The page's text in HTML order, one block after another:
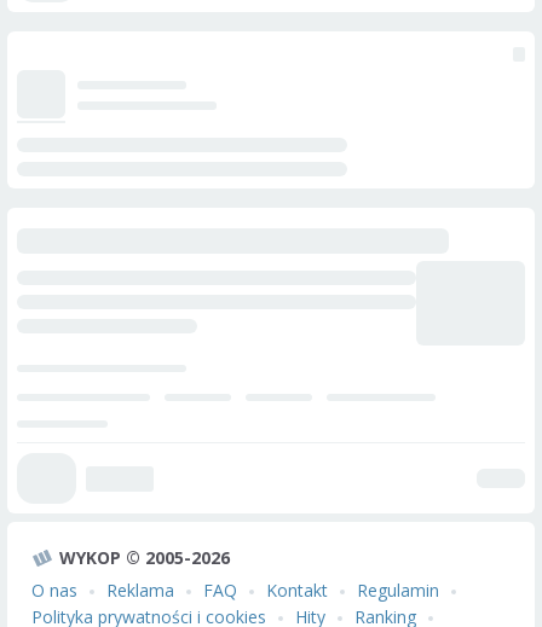
WYKOP © 2005-2026
O nas
Reklama FAQ Kontakt
Regulamin
Polityka prywatności i cookies
Hity Ranking